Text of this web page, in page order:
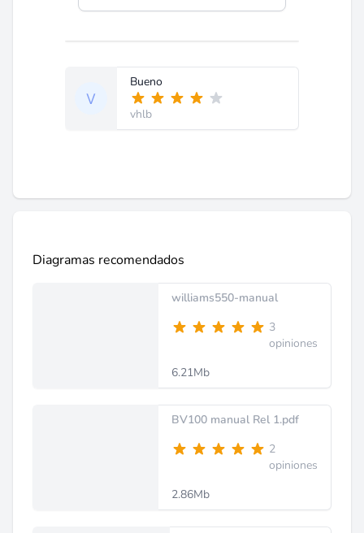
Bueno
vhlb
Diagramas recomendados
williams550-manual
3
opiniones
6.21Mb
BV100 manual Rel 1.pdf
2
opiniones
2.86Mb